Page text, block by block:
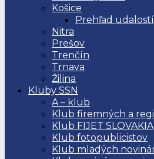
Košice
Prehľad udalostí
Nitra
Prešov
Trenčín
Trnava
Žilina
Kluby SSN
A – klub
Klub firemných a
Klub FIJET SLOVAKIA
Klub fotopublicistov
Klub mladých